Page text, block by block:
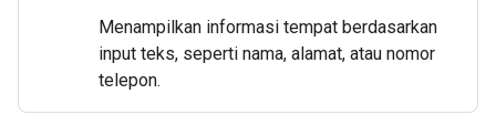
Menampilkan informasi tempat berdasarkan
input teks, seperti nama, alamat, atau nomor
telepon.